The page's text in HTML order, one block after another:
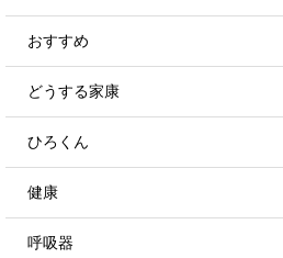
おすすめ
どうする家康
ひろくん
健康
呼吸器